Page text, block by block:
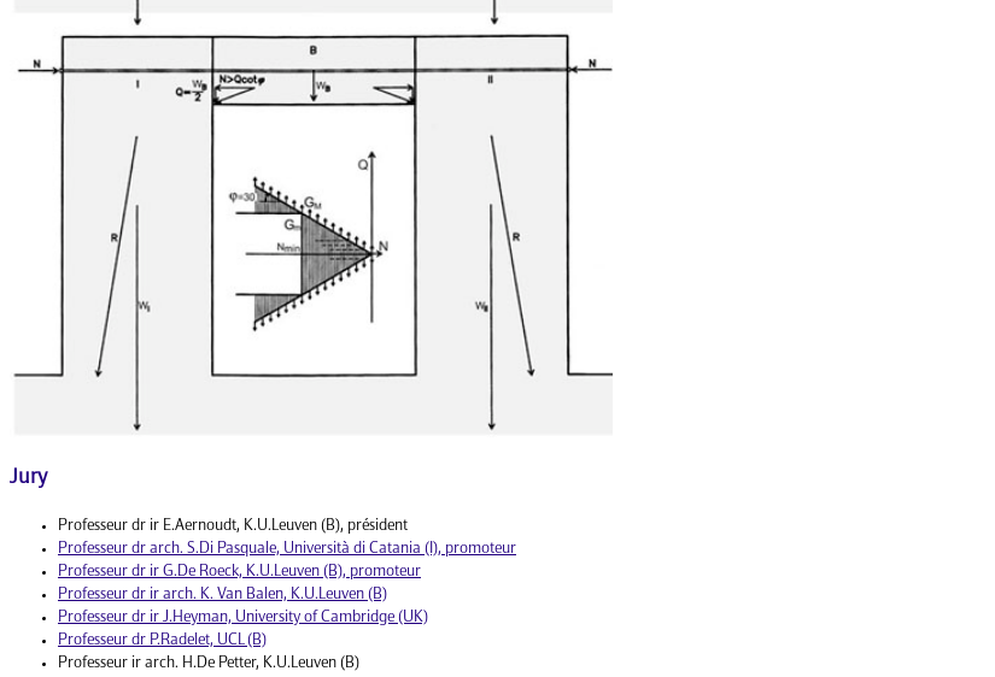
Jury
Professeur dr ir E.Aernoudt, K.U.Leuven (B), président
Professeur dr arch. S.Di Pasquale, Università di Catania (I), promoteur
Professeur dr ir G.De Roeck, K.U.Leuven (B), promoteur
Professeur dr ir arch. K. Van Balen, K.U.Leuven (B)
Professeur dr ir J.Heyman, University of Cambridge (UK)
Professeur dr P.Radelet, UCL (B)
Professeur ir arch. H.De Petter, K.U.Leuven (B)